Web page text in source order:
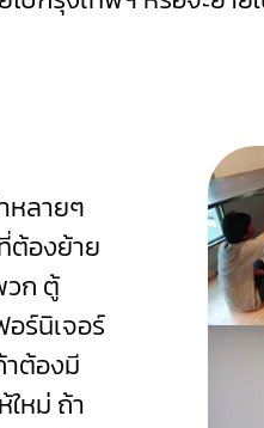
หลายๆ
ต้องย้าย
วก ตู้
อร์นิเจอร์
าต้องมี
ใหม่ ถ้า